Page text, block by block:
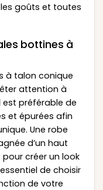
goûts et toutes
bottines à
à talon conique
attention à
est préférable de
et épurées afin
Une robe
d’un haut
créer un look
de choisir
de votre